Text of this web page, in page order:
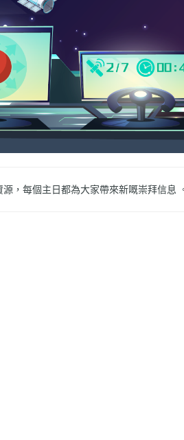
，每個主日都為大家帶來新嘅崇拜信息